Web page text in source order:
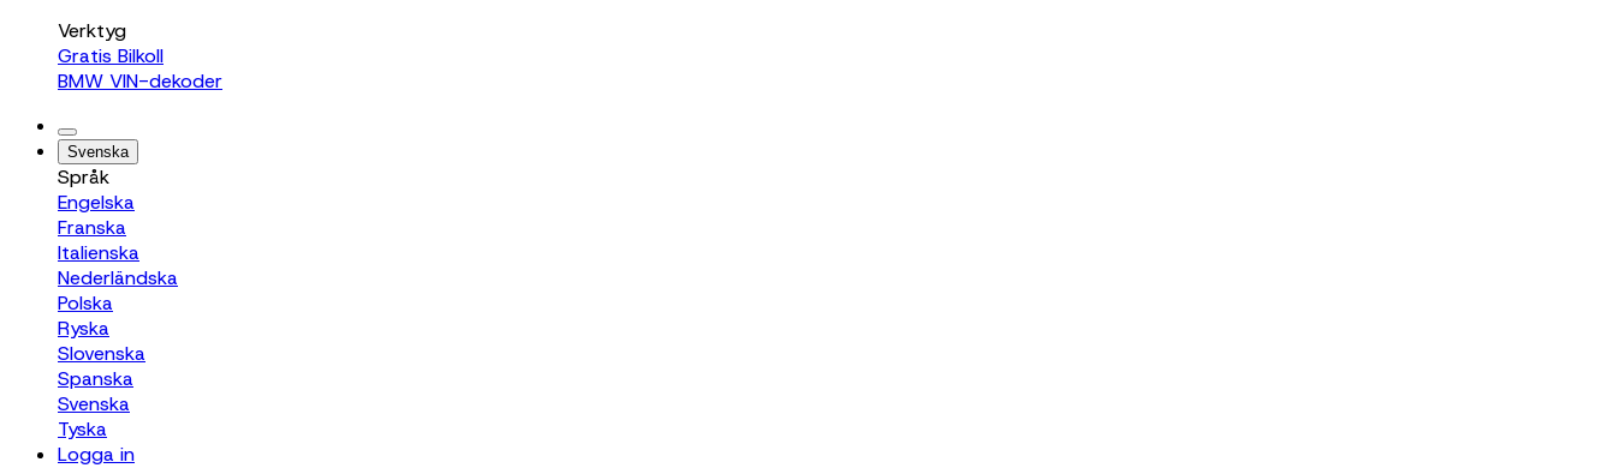
Verktyg
Gratis Bilkoll
BMW VIN-dekoder
Svenska
Språk
Engelska
Franska
Italienska
Nederländska
Polska
Ryska
Slovenska
Spanska
Svenska
Tyska
Logga in